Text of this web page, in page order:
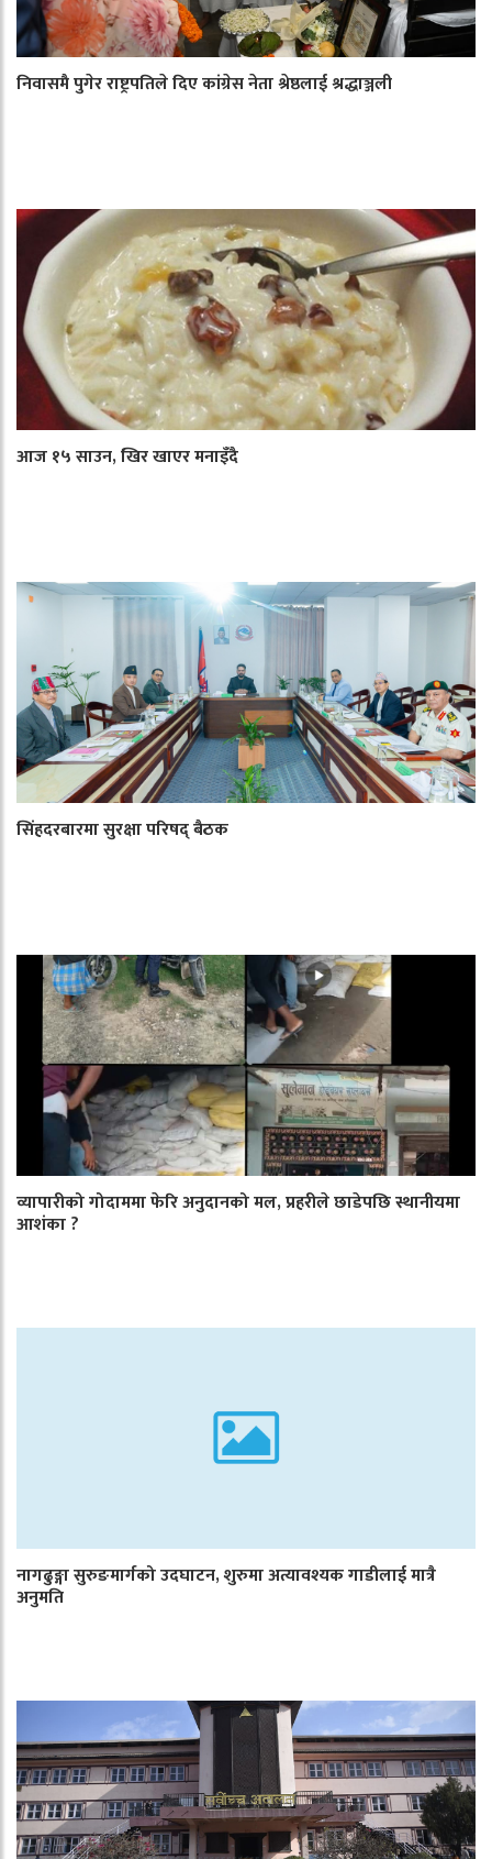
निवासमै पुगेर राष्ट्रपतिले दिए कांग्रेस नेता श्रेष्ठलाई श्रद्धाञ्जली
आज १५ साउन, खिर खाएर मनाइँदै
सिंहदरबारमा सुरक्षा परिषद् बैठक
व्यापारीको गोदाममा फेरि अनुदानको मल, प्रहरीले छाडेपछि स्थानीयमा
आशंका ?
नागढुङ्गा सुरुङमार्गको उदघाटन, शुरुमा अत्यावश्यक गाडीलाई मात्रै
अनुमति